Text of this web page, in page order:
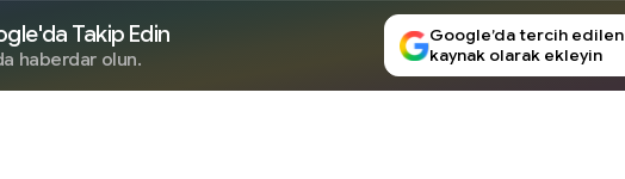
Takip Edin
haberdar olun.
Google’da tercih edilen
kaynak olarak ekleyin